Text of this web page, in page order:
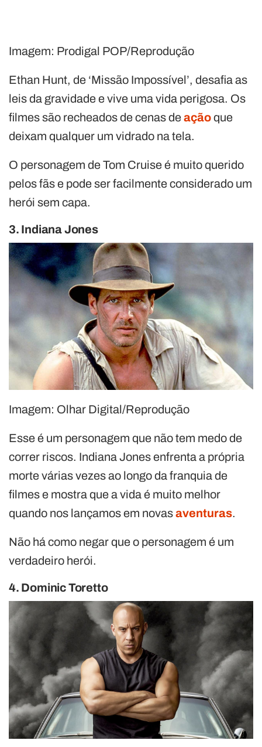
Imagem: Prodigal POP/Reprodução
Ethan Hunt, de ‘Missão Impossível’, desafia as
leis da gravidade e vive uma vida perigosa. Os
filmes são recheados de cenas deaçãoque
deixam qualquer um vidrado na tela.
O personagem de Tom Cruise é muito querido
pelos fãs e pode ser facilmente considerado um
herói sem capa.
3. Indiana Jones
Imagem: Olhar Digital/Reprodução
Esse é um personagem que não tem medo de
correr riscos. Indiana Jones enfrenta a própria
morte várias vezes ao longo da franquia de
filmes e mostra que a vida é muito melhor
quando nos lançamos em novasaventuras.
Não há como negar que o personagem é um
verdadeiro herói.
4. Dominic Toretto